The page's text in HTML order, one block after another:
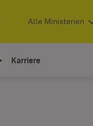
(Öffnet in neuem Fenster)
Alle Ministerien
Karriere